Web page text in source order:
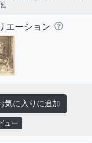
エーション
に入りに追加
ュー